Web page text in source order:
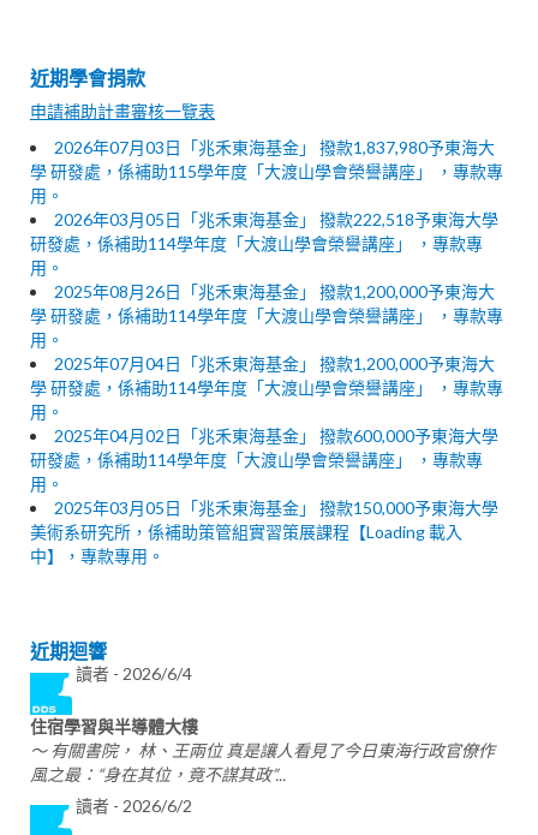
近期學會捐款
申請補助計畫審核一覽表
2026年07月03日「兆禾東海基金」 撥款1,837,980予東海大
學 研發處，係補助115學年度「大渡山學會榮譽講座」 ，專款專
用。
2026年03月05日「兆禾東海基金」 撥款222,518予東海大學
研發處，係補助114學年度「大渡山學會榮譽講座」 ，專款專
用。
2025年08月26日「兆禾東海基金」 撥款1,200,000予東海大
學 研發處，係補助114學年度「大渡山學會榮譽講座」 ，專款專
用。
2025年07月04日「兆禾東海基金」 撥款1,200,000予東海大
學 研發處，係補助114學年度「大渡山學會榮譽講座」 ，專款專
用。
2025年04月02日「兆禾東海基金」 撥款600,000予東海大學
研發處，係補助114學年度「大渡山學會榮譽講座」 ，專款專
用。
2025年03月05日「兆禾東海基金」 撥款150,000予東海大學
美術系研究所，係補助策管組實習策展課程【Loading 載入
中】，專款專用。
近期迴響
讀者 - 2026/6/4
住宿學習與半導體大樓
～ 有關書院， 林、王兩位 真是讓人看見了今日東海行政官僚作
風之最：“身在其位，竟不謀其政”...
讀者 - 2026/6/2